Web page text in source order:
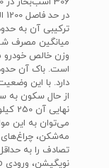
می‌توان به این
مه‌شکن،
تصادف را به